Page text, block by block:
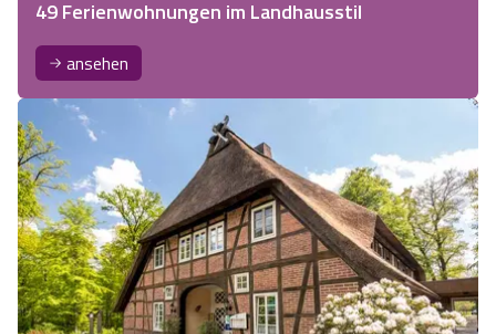
49 Ferienwohnungen im Landhausstil
ansehen